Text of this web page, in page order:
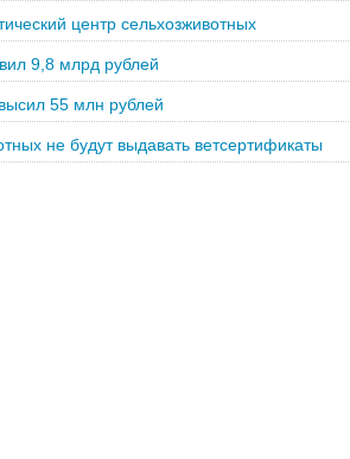
центр сельхозживотных
9,8 млрд рублей
55 млн рублей
не будут выдавать ветсертификаты